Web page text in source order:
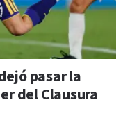
pasar la
del Clausura